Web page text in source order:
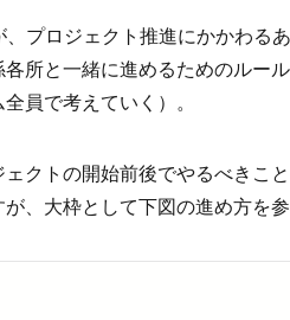
プロジェクト推進にかかわる
所と一緒に進めるためのルー
員で考えていく）。
クトの開始前後でやるべきこ
、大枠として下図の進め方を